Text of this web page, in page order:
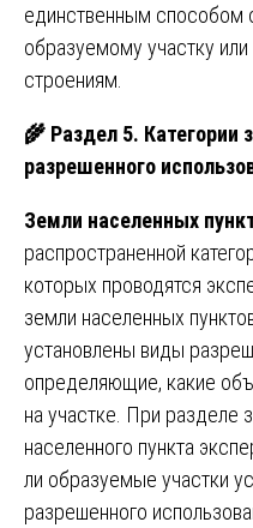
единственным способом
образуемому участку
строениям.
🌾 Раздел 5. Категории
разрешенного
Земли населенных
распространенной
которых проводятся
земли населенных
установлены виды
определяющие, какие
на участке. При разделе
населенного пункта
ли образуемые участки
разрешенного